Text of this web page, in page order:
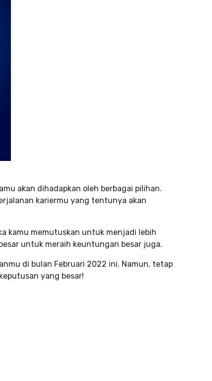
akan dihadapkan oleh berbagai pilihan.
kariermu yang tentunya akan
kamu memutuskan untuk menjadi lebih
untuk meraih keuntungan besar juga.
di bulan Februari 2022 ini. Namun, tetap
yang besar!